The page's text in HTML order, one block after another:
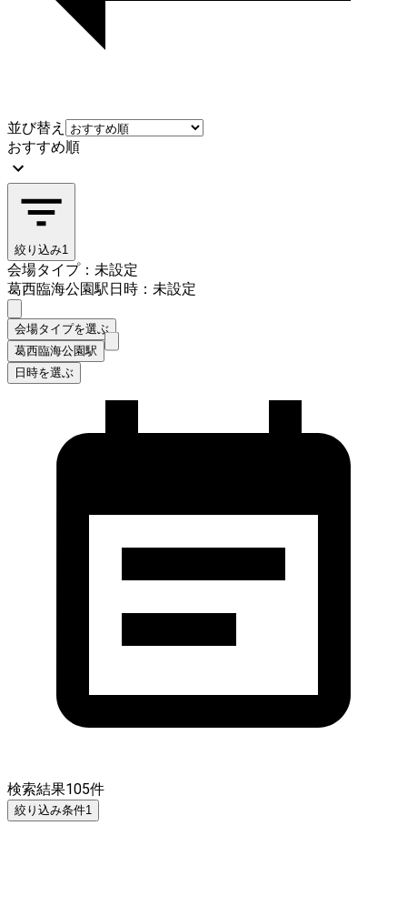
並び替え
おすすめ順
絞り込み1
会場タイプ：未設定
葛西臨海公園駅日時：未設定
会場タイプを選ぶ
葛西臨海公園駅
日時を選ぶ
検索結果105件
絞り込み条件1